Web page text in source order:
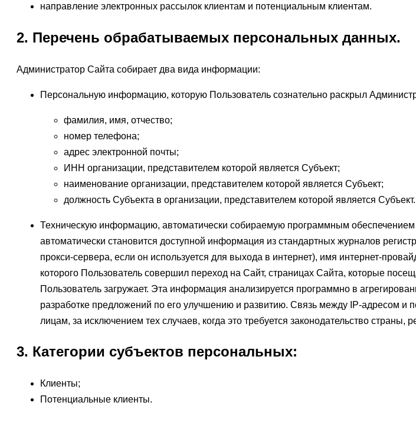
направление электронных рассылок клиентам и потенциальным клиентам.
2. Перечень обрабатываемых персональных данных.
Администратор Сайта собирает два вида информации:
Персональную информацию, которую Пользователь сознательно раскрыл
фамилия, имя, отчество;
номер телефона;
адрес электронной почты;
ИНН организации, представителем которой является Субъект;
наименование организации, представителем которой является Субъект;
должность Субъекта в организации, представителем которой является Субъект.
Техническую информацию, автоматически собираемую программным
автоматически становится доступной информация из стандартных журналов
прокси-сервера, если он используется для выхода в интернет), имя интернет-
которого Пользователь совершил переход на Сайт, страницах Сайта, которые
Пользователь загружает. Эта информация анализируется программно в
разработке предложений по его улучшению и развитию. Связь между IP-адресом и
лицам, за исключением тех случаев, когда это требуется законодательство страны,
3. Категории субъектов персональных:
Клиенты;
Потенциальные клиенты.